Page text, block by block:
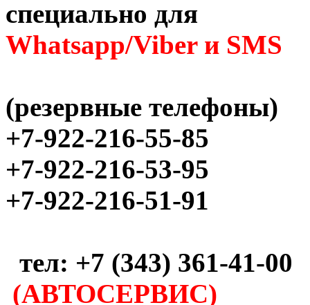
специально для
Whatsapp/Viber и SMS
(резервные телефоны)
+7-922-216-55-85
+7-922-216-53-95
+7-922-216-51-91
тел: +7 (343) 361-41-00
(АВТОСЕРВИС)